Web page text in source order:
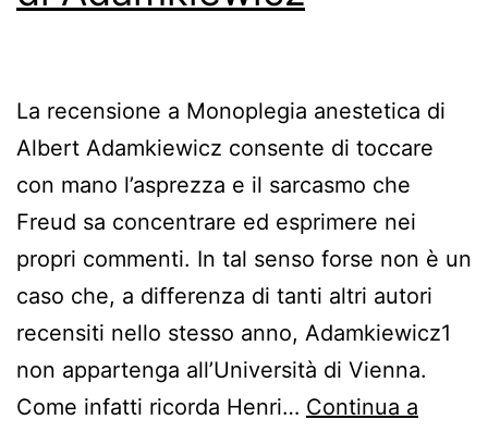
La recensione a Monoplegia anestetica di
Albert Adamkiewicz consente di toccare
con mano l’asprezza e il sarcasmo che
Freud sa concentrare ed esprimere nei
propri commenti. In tal senso forse non è un
caso che, a differenza di tanti altri autori
recensiti nello stesso anno, Adamkiewicz1
non appartenga all’Università di Vienna.
Come infatti ricorda Henri… Continua a